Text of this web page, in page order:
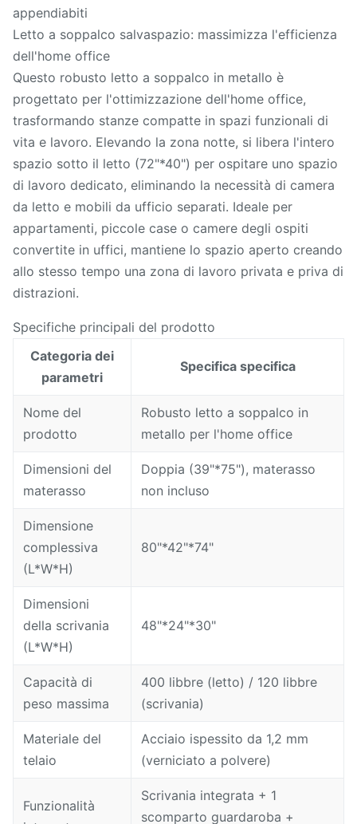
appendiabiti
Letto a soppalco salvaspazio: massimizza l'efficienza
dell'home office
Questo robusto letto a soppalco in metallo è
progettato per l'ottimizzazione dell'home office,
trasformando stanze compatte in spazi funzionali di
vita e lavoro. Elevando la zona notte, si libera l'intero
spazio sotto il letto (72"*40") per ospitare uno spazio
di lavoro dedicato, eliminando la necessità di camera
da letto e mobili da ufficio separati. Ideale per
appartamenti, piccole case o camere degli ospiti
convertite in uffici, mantiene lo spazio aperto creando
allo stesso tempo una zona di lavoro privata e priva di
distrazioni.
Specifiche principali del prodotto
Categoria dei
parametri
Specifica specifica
Nome del
prodotto
Robusto letto a soppalco in
metallo per l'home office
Dimensioni del
materasso
Doppia (39"*75"), materasso
non incluso
Dimensione
complessiva
(L*W*H)
80"*42"*74"
Dimensioni
della scrivania
(L*W*H)
48"*24"*30"
Capacità di
peso massima
400 libbre (letto) / 120 libbre
(scrivania)
Materiale del
telaio
Acciaio ispessito da 1,2 mm
(verniciato a polvere)
Funzionalità
Scrivania integrata + 1
scomparto guardaroba +